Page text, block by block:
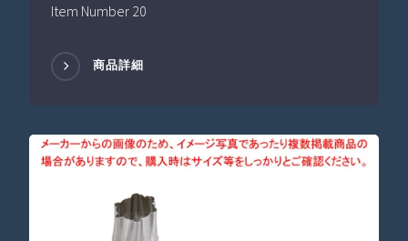
Item Number 20
商品詳細